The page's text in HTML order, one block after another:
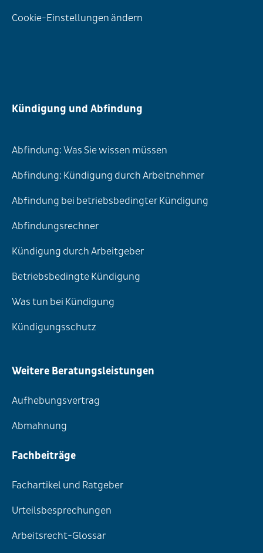
Cookie-Einstellungen ändern
Kündigung und Abfindung
Abfindung: Was Sie wissen müssen
Abfindung: Kündigung durch Arbeitnehmer
Abfindung bei betriebsbedingter Kündigung
Abfindungsrechner
Kündigung durch Arbeitgeber
Betriebsbedingte Kündigung
Was tun bei Kündigung
Kündigungsschutz
Weitere Beratungsleistungen
Aufhebungsvertrag
Abmahnung
Fachbeiträge
Fachartikel und Ratgeber
Urteilsbesprechungen
Arbeitsrecht-Glossar